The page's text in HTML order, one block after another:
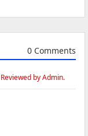
0 Comments
by Admin.